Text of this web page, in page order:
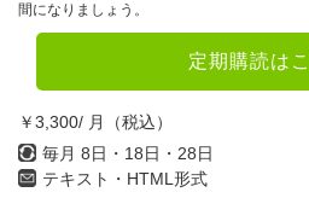
間になりましょう。
定期購読は
￥3,300/ 月（税込）
毎月 8日・18日・28日
テキスト・HTML形式